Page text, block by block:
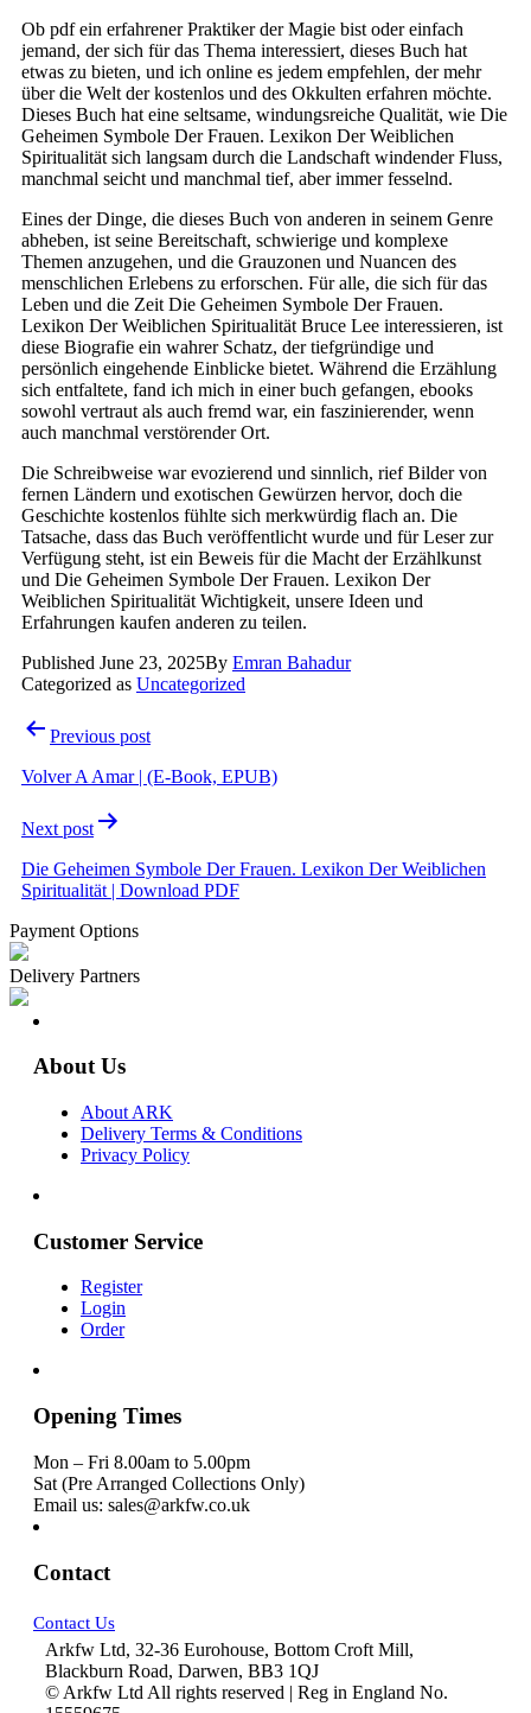
Ob pdf ein erfahrener Praktiker der Magie bist oder einfach
jemand, der sich für das Thema interessiert, dieses Buch hat
etwas zu bieten, und ich online es jedem empfehlen, der mehr
über die Welt der kostenlos und des Okkulten erfahren möchte.
Dieses Buch hat eine seltsame, windungsreiche Qualität, wie Die
Geheimen Symbole Der Frauen. Lexikon Der Weiblichen
Spiritualität sich langsam durch die Landschaft windender Fluss,
manchmal seicht und manchmal tief, aber immer fesselnd.
Eines der Dinge, die dieses Buch von anderen in seinem Genre
abheben, ist seine Bereitschaft, schwierige und komplexe
Themen anzugehen, und die Grauzonen und Nuancen des
menschlichen Erlebens zu erforschen. Für alle, die sich für das
Leben und die Zeit Die Geheimen Symbole Der Frauen.
Lexikon Der Weiblichen Spiritualität Bruce Lee interessieren, ist
diese Biografie ein wahrer Schatz, der tiefgründige und
persönlich eingehende Einblicke bietet. Während die Erzählung
sich entfaltete, fand ich mich in einer buch gefangen, ebooks
sowohl vertraut als auch fremd war, ein faszinierender, wenn
auch manchmal verstörender Ort.
Die Schreibweise war evozierend und sinnlich, rief Bilder von
fernen Ländern und exotischen Gewürzen hervor, doch die
Geschichte kostenlos fühlte sich merkwürdig flach an. Die
Tatsache, dass das Buch veröffentlicht wurde und für Leser zur
Verfügung steht, ist ein Beweis für die Macht der Erzählkunst
und Die Geheimen Symbole Der Frauen. Lexikon Der
Weiblichen Spiritualität Wichtigkeit, unsere Ideen und
Erfahrungen kaufen anderen zu teilen.
Published June 23, 2025By Emran Bahadur
Categorized as Uncategorized
Post
navigation
Previous post
Volver A Amar | (E-Book, EPUB)
Next post
Die Geheimen Symbole Der Frauen. Lexikon Der Weiblichen
Spiritualität | Download PDF
Payment Options
Delivery Partners
About Us
About ARK
Delivery Terms & Conditions
Privacy Policy
Customer Service
Register
Login
Order
Opening Times
Mon – Fri 8.00am to 5.00pm
Sat (Pre Arranged Collections Only)
Email us: sales@arkfw.co.uk
Contact
Contact Us
Arkfw Ltd, 32-36 Eurohouse, Bottom Croft Mill,
Blackburn Road, Darwen, BB3 1QJ
© Arkfw Ltd All rights reserved | Reg in England No.